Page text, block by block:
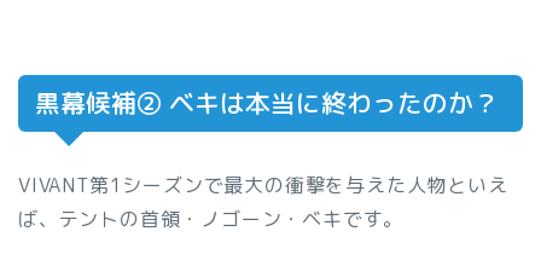
黒幕候補② ベキは本当に終わったのか？
VIVANT第1シーズンで最大の衝撃を与えた人物といえ
ば、テントの首領・ノゴーン・ベキです。